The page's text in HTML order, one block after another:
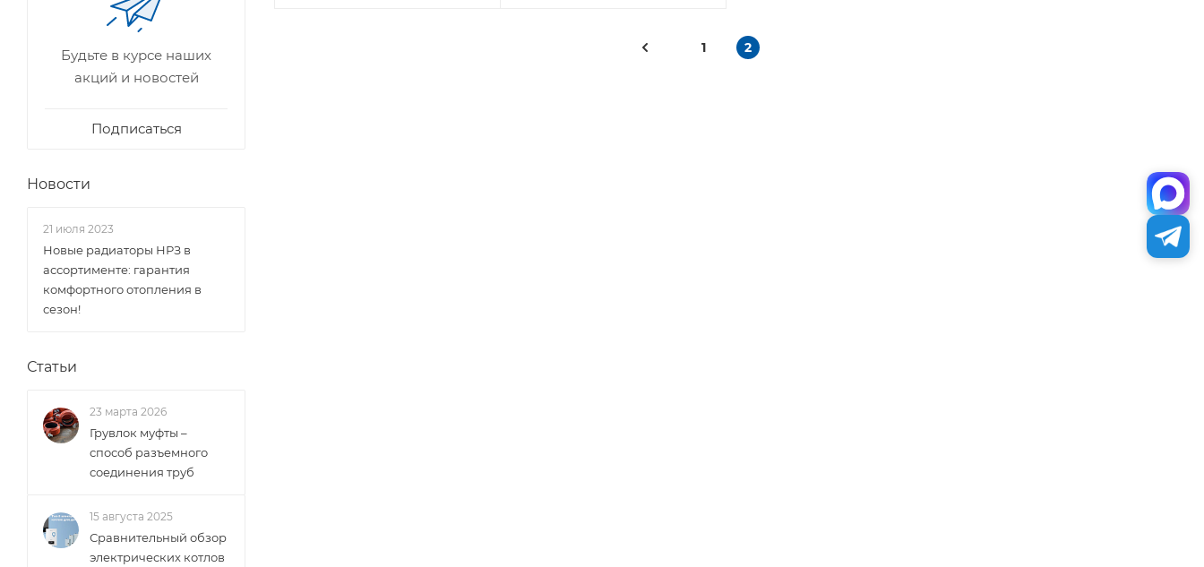
1 2
Будьте в курсе наших
акций и новостей
Подписаться
Новости
21 июля 2023
Новые радиаторы НРЗ в
ассортименте: гарантия
комфортного отопления в
сезон!
Статьи
23 марта 2026
Грувлок муфты –
способ разъемного
соединения труб
15 августа 2025
Сравнительный обзор
электрических котлов